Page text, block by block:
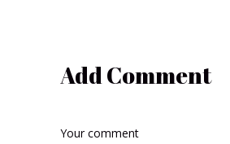
Add Comment